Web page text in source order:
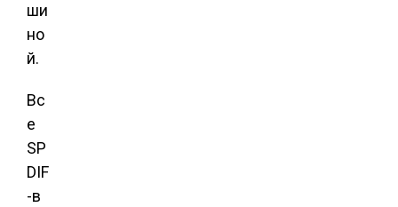
ши
но
й.
Вс
е
SP
DIF
-в